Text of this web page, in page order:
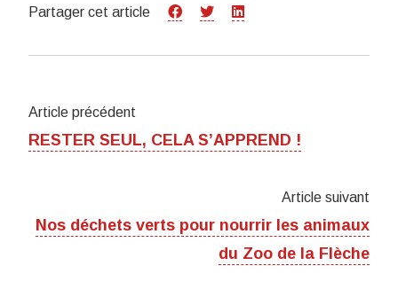
Partager cet article
Article précédent
RESTER SEUL, CELA S’APPREND !
Article suivant
Nos déchets verts pour nourrir les animaux
du Zoo de la Flèche